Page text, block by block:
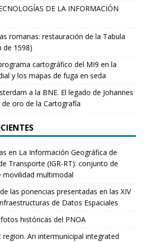
DE LA INFORMACIÓN
romanas: restauración de la Tabula
de 1598)
cartográfico del MI9 en la
y los mapas de fuga en seda
a la BNE. El legado de Johannes
de oro de la Cartografía
en La Información Geográfica de
Transporte (IGR-RT): conjunto de
multimodal
las ponencias presentadas en las XIV
de Datos Espaciales
históricas del PNOA
An intermunicipal integrated